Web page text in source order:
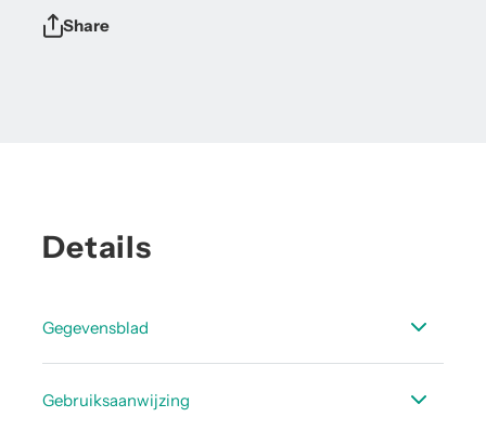
Share
Details
Gegevensblad
Gebruiksaanwijzing